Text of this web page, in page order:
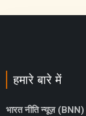
हमारे बारे में
भारत नीति न्यूज़ (BNN)